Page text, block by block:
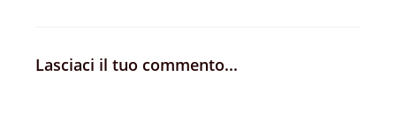
Lasciaci il tuo commento...